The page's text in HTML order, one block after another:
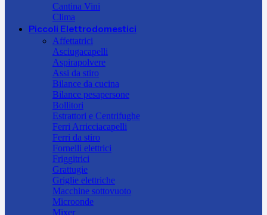
Cantina Vini
Clima
Piccoli Elettrodomestici
Affettatrici
Asciugacapelli
Aspirapolvere
Assi da stiro
Bilance da cucina
Bilance pesapersone
Bollitori
Estrattori e Centrifughe
Ferri Arricciacapelli
Ferri da stiro
Fornelli elettrici
Friggitrici
Grattugie
Griglie elettriche
Macchine sottovuoto
Microonde
Mixer